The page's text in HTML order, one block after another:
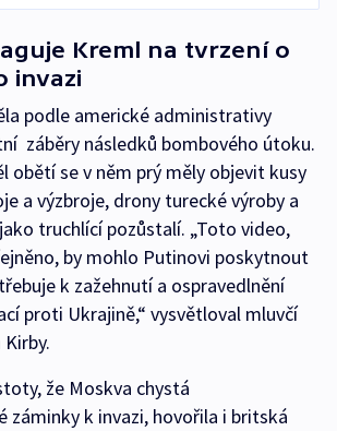
Kreml na tvrzení o
invazi
podle americké administrativy
záběry následků bombového útoku.
obětí se v něm prý měly objevit kusy
a výzbroje, drony turecké výroby a
truchlící pozůstalí. „Toto video,
by mohlo Putinovi poskytnout
k zažehnutí a ospravedlnění
proti Ukrajině,“ vysvětloval mluvčí
že Moskva chystá
záminky k invazi, hovořila i britská